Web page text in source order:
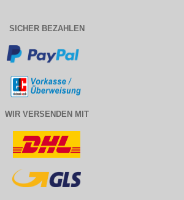
SICHER BEZAHLEN
WIR VERSENDEN MIT